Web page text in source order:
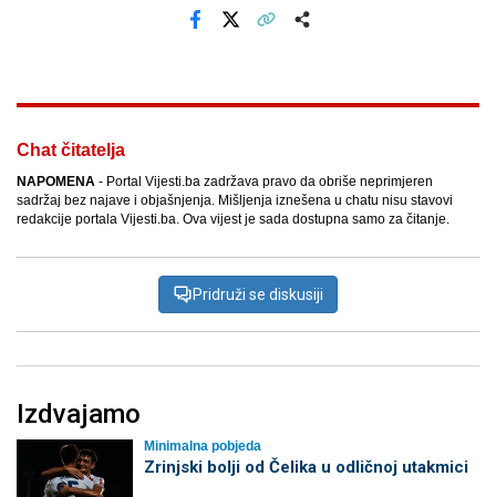
Chat čitatelja
NAPOMENA - Portal Vijesti.ba zadržava pravo da obriše neprimjeren
sadržaj bez najave i objašnjenja. Mišljenja iznešena u chatu nisu stavovi
redakcije portala Vijesti.ba. Ova vijest je sada dostupna samo za čitanje.
Pridruži se diskusiji
Izdvajamo
Minimalna pobjeda
Zrinjski bolji od Čelika u odličnoj utakmici